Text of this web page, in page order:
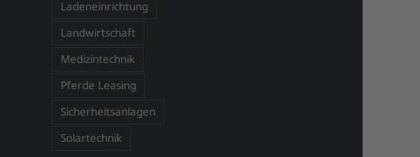
Ladeneinrichtung
Landwirtschaft
Medizintechnik
Pferde Leasing
Sicherheitsanlagen
Solartechnik